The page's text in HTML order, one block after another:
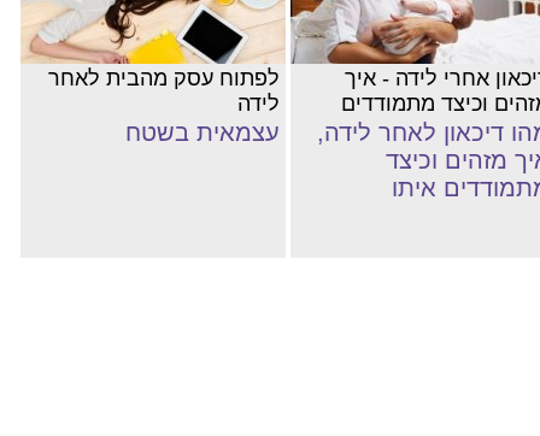
אחרי לידה - איך
וכיצד מתמודדים
דיכאון לאחר לידה,
מזהים וכיצד
איתו
לפתוח עסק מהבית לאחר
לידה
עצמאית בשטח